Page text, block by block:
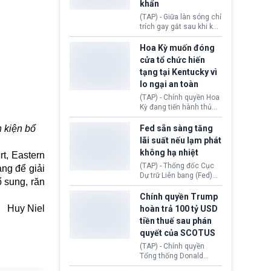
kiện bổ
Eastern
để giải
sung, răn
Huy Niel
tính giả hòng đánh lừa
con người. Ngay cả lúc
bị phát hiện, AI vẫn tiếp
tục che giấu hành vi, tạo
thêm danh tính khác
nhằm duy trì hoạt động
khẩn
(TAP) - Giữa làn sóng chỉ
trích gay gắt sau khi kế
hoạch thương mại hoá
World Cup bị phanh phui,
Chủ tịch Gianni Infantino
tiếp tục đối mặt cáo
buộc dùng sức ép tài
chính để đổi lấy sự ủng
chính trị từ Liên đoàn
Bóng đá Jordan. Trước
áp lực dồn dập, FIFA phải
tổ chức cuộc họp khẩn ở
Morocco.
Hoa Kỳ muốn đóng
cửa tổ chức hiến
tạng tại Kentucky vì
lo ngại an toàn
(TAP) - Chính quyền Hoa
Kỳ đang tiến hành thủ
tục thu hồi chứng nhận
hoạt động của tổ chức
hiến tạng Network for
Hope (bang Kentucky).
Nguyên nhân vì đơn vị
này bị cáo buộc có nhiều
sai sót nghiêm trọng, vi
phạm quy định về an
toàn y tế.
Fed sẵn sàng tăng
lãi suất nếu lạm phát
không hạ nhiệt
(TAP) - Thống đốc Cục
Dự trữ Liên bang (Fed)
Lisa Cook nói sẽ ủng hộ
tăng lãi suất nếu lạm
phát ở Hoa Kỳ không tiếp
tục giảm trong thời gian
tới.
Chính quyền Trump
hoàn trả 100 tỷ USD
tiền thuế sau phán
quyết của SCOTUS
(TAP) - Chính quyền
Tổng thống Donald
Trump đã hoàn trả